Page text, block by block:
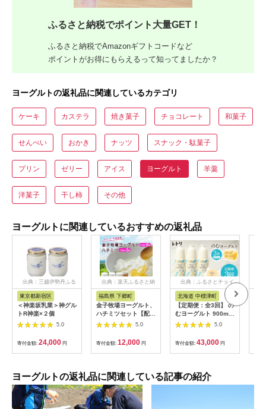
ふるさと納税でポイント大量GET！
ふるさと納税でAmazonギフトコードなど
ポイントがお得にもらえるって知ってましたか？
ヨーグルトの返礼品に関連しているカテゴリ
ケーキ カステラ 焼き菓子 チョコレート 和菓子
せんべい おかき ナッツ スナック・駄菓子
プリン ゼリー アイス ヨーグルト 羊羹
洋菓子 干し柿 その他
ヨーグルトに関連しているおすすめの返礼品
出典：三越伊勢丹ふる
さと納税
東京都新宿区
＜神楽坂乳業＞神グル
トR神楽×２個
5.0
寄付金額: 24,000 円
出典：楽天ふるさと納
税
福島県 下郷町
金子牧場ヨーグルト、
ハチミツセット【配送
不可地域：離島】
5.0
寄付金額: 12,000 円
出典：ふるさとチョイ
北海道 中標津町
【定期便：全3回】 の
むヨーグルト 900ml
3本 ゴーダチーズ
125g 飲むヨーグルト
ヨーグルト ゴーダチ
ーズ チーズ 定期便 3
ヶ月 月1回 朝食 おつ
海道 中標津町 中標津
【1102203】
5.0
寄付金額: 43,000 円
ヨーグルトの返礼品に関連している記事の紹介